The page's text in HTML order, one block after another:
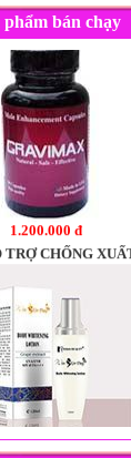
phẩm bán chạy
1.200.000 đ
CHỐNG
480.000 đ
ban ngày Korian